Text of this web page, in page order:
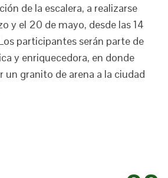
de la escalera, a realizarse
y el 20 de mayo, desde las 14
participantes serán parte de
y enriquecedora, en donde
un granito de arena a la ciudad